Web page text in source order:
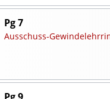
Pg 7
Ausschuss-